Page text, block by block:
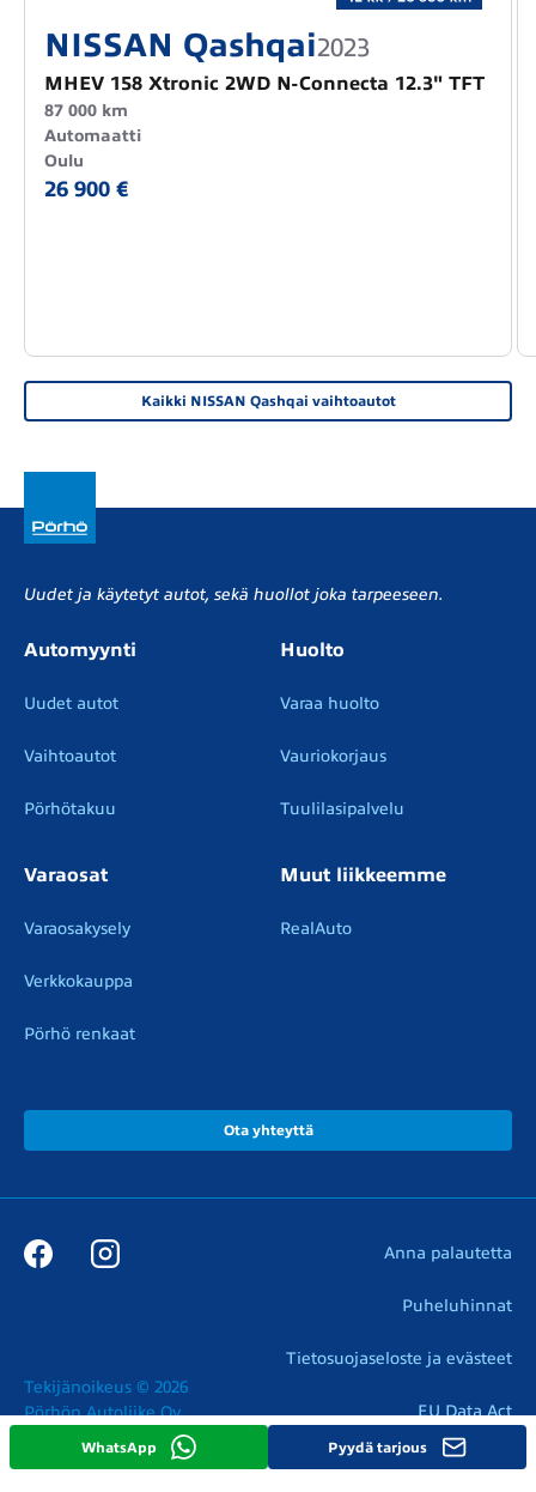
WhatsApp Pyydä tarjous
NISSAN Qashqai2023
MHEV 158 Xtronic 2WD N-Connecta 12.3" TFT
87 000 km
Automaatti
Oulu
26 900 €
Kaikki NISSAN Qashqai vaihtoautot
Uudet ja käytetyt autot, sekä huollot joka tarpeeseen.
Automyynti
Uudet autot
Vaihtoautot
Pörhötakuu
Huolto
Varaa huolto
Vauriokorjaus
Tuulilasipalvelu
Varaosat
Varaosakysely
Verkkokauppa
Pörhö renkaat
Muut liikkeemme
RealAuto
Ota yhteyttä
Tekijänoikeus © 2026
Pörhön Autoliike Oy
Anna palautetta
Puheluhinnat
Tietosuojaseloste ja evästeet
EU Data Act